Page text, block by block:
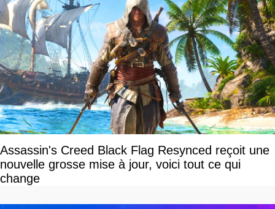
Assassin's Creed Black Flag Resynced reçoit une
nouvelle grosse mise à jour, voici tout ce qui
change